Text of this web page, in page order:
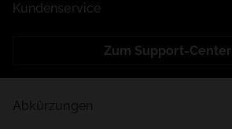
Kundenservice
Zum Support-Center